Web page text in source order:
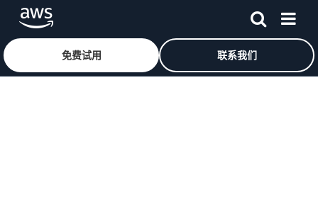
免费试用 联系我们